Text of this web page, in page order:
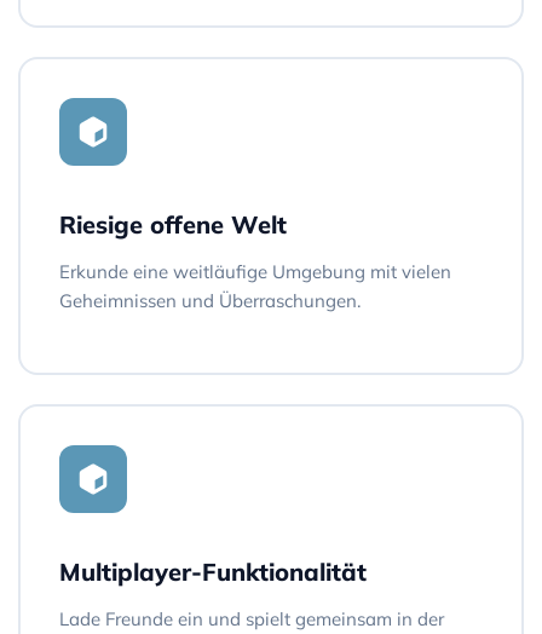
Riesige offene Welt
Erkunde eine weitläufige Umgebung mit vielen
Geheimnissen und Überraschungen.
Multiplayer-Funktionalität
Lade Freunde ein und spielt gemeinsam in der